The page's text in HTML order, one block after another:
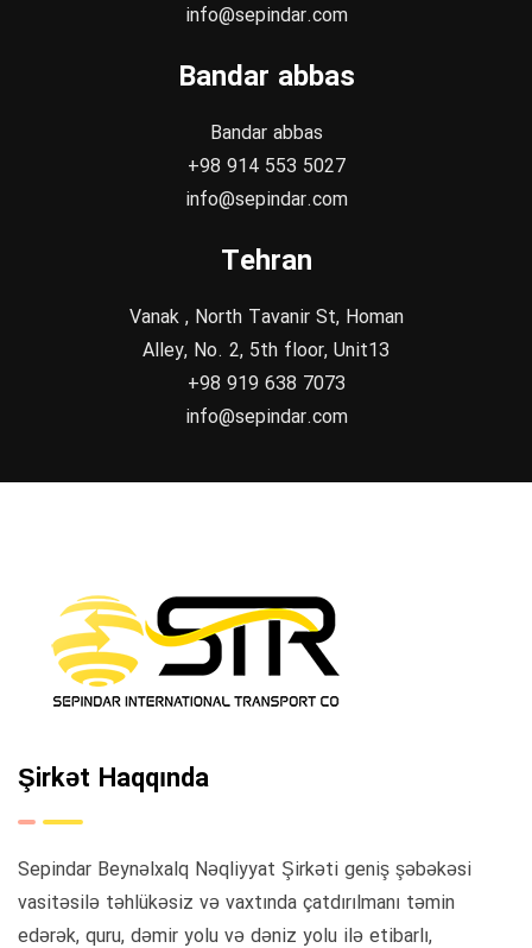
info@sepindar.com
Bandar abbas
Bandar abbas
+98 914 553 5027
info@sepindar.com
Tehran
Vanak , North Tavanir St, Homan
Alley, No. 2, 5th floor, Unit13
+98 919 638 7073
info@sepindar.com
Şirkət Haqqında
Sepindar Beynəlxalq Nəqliyyat Şirkəti geniş şəbəkəsi
vasitəsilə təhlükəsiz və vaxtında çatdırılmanı təmin
edərək, quru, dəmir yolu və dəniz yolu ilə etibarlı,